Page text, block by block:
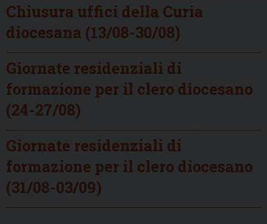
Chiusura uffici della Curia
diocesana (13/08-30/08)
Giornate residenziali di
formazione per il clero diocesano
(24-27/08)
Giornate residenziali di
formazione per il clero diocesano
(31/08-03/09)